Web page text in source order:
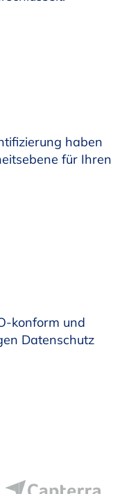
haben
für Ihren
konform und
Datenschutz